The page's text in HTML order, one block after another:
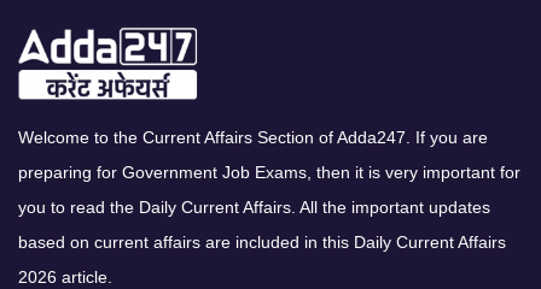
Welcome to the Current Affairs Section of Adda247. If you are
preparing for Government Job Exams, then it is very important for
you to read the Daily Current Affairs. All the important updates
based on current affairs are included in this Daily Current Affairs
2026 article.